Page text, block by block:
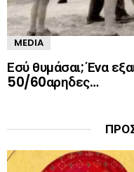
MEDIA
Εσύ θυμάσαι; Ένα
50/60αρηδες…